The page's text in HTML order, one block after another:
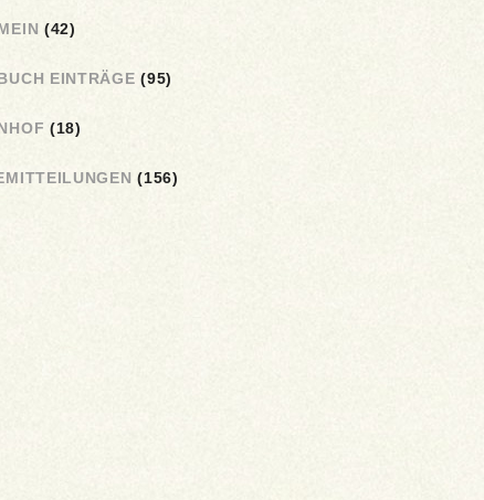
(42)
EINTRÄGE (95)
(18)
(156)